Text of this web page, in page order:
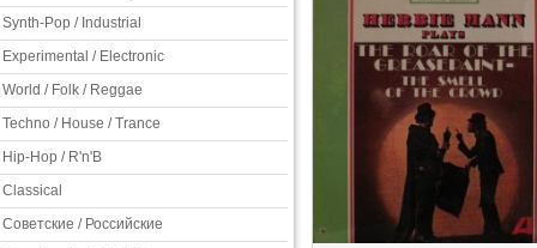
Synth-Pop / Industrial
Experimental / Electronic
World / Folk / Reggae
Techno / House / Trance
Hip-Hop / R'n'B
Classical
Советские / Российские